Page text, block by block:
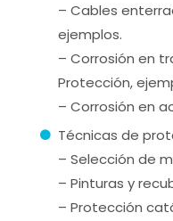
– Cables
ejemplos.
– Corrosión en
Protección,
– Corrosión en
Técnicas de
– Selección de
– Pinturas y
– Protección